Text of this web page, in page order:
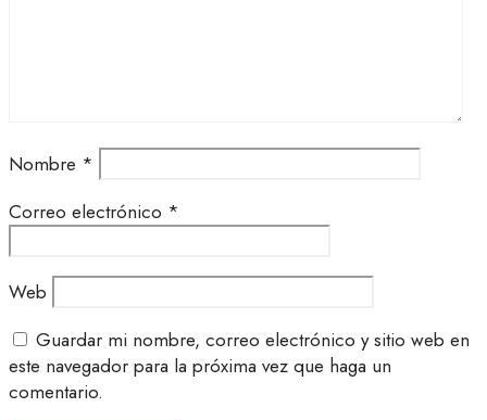
Nombre *
Correo electrónico *
Web
Guardar mi nombre, correo electrónico y sitio web en
este navegador para la próxima vez que haga un
comentario.